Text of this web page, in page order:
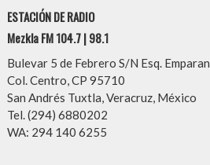
ESTACIÓN DE RADIO
Mezkla FM 104.7 | 98.1
Bulevar 5 de Febrero S/N Esq. Emparan
Col. Centro, CP 95710
San Andrés Tuxtla, Veracruz, México
Tel. (294) 6880202
WA: 294 140 6255